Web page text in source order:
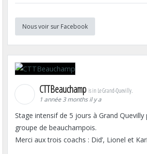
Nous voir sur Facebook
CTTBeauchamp is in Le Grand-Quevilly.
1 année 3 months il y a
Stage intensif de 5 jours à Grand
groupe de beauchampois.
Merci aux trois coachs : Did’, Lionel et